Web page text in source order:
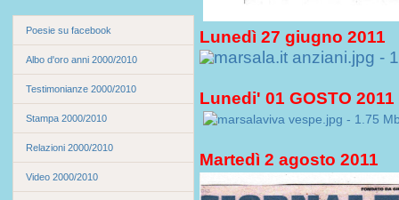
Poesie su facebook
Albo d'oro anni 2000/2010
Testimonianze 2000/2010
Stampa 2000/2010
Relazioni 2000/2010
Video 2000/2010
Lunedì 27 giugno 2011
Lunedi' 01 GOSTO 2011
Martedì 2 agosto 2011